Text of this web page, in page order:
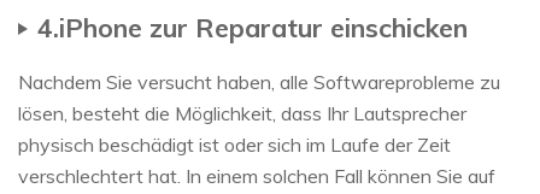
4.iPhone zur Reparatur einschicken
Nachdem Sie versucht haben, alle Softwareprobleme zu
lösen, besteht die Möglichkeit, dass Ihr Lautsprecher
physisch beschädigt ist oder sich im Laufe der Zeit
verschlechtert hat. In einem solchen Fall können Sie auf